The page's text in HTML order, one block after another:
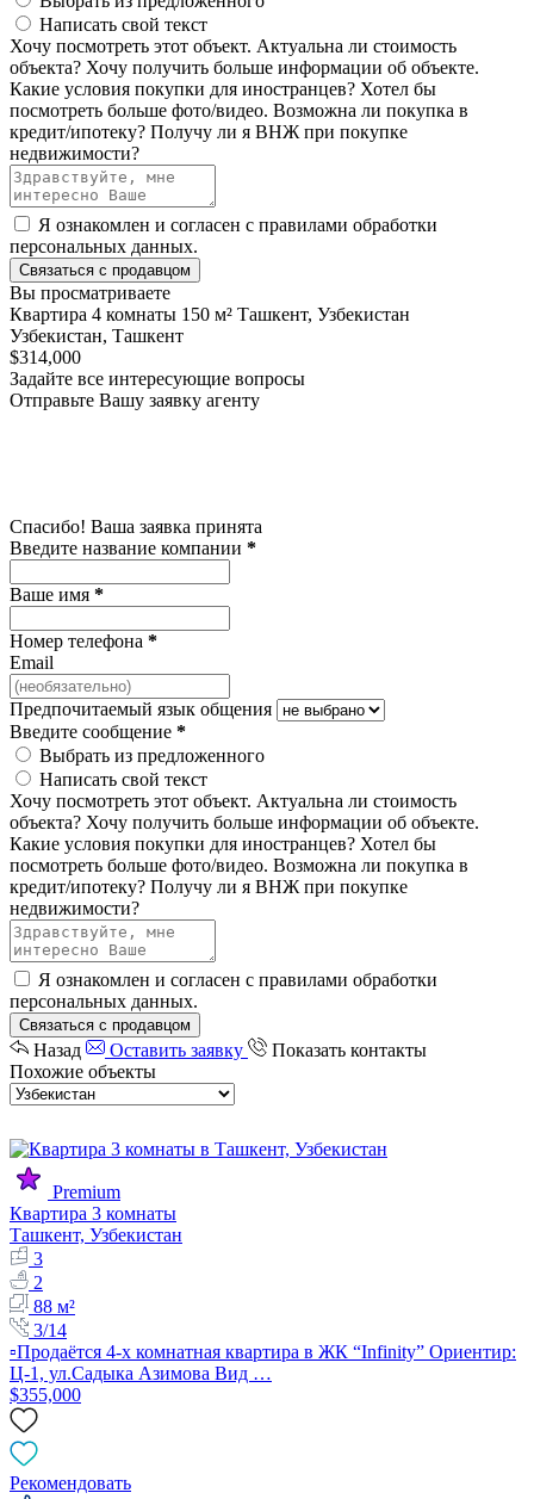
Написать свой текст
Хочу посмотреть этот объект. Актуальна ли стоимость
объекта? Хочу получить больше информации об объекте.
Какие условия покупки для иностранцев? Хотел бы
посмотреть больше фото/видео. Возможна ли покупка в
кредит/ипотеку? Получу ли я ВНЖ при покупке
недвижимости?
Я ознакомлен и согласен с правилами обработки
персональных данных.
Связаться с продавцом
Вы просматриваете
Квартира 4 комнаты 150 м² Ташкент, Узбекистан
Узбекистан, Ташкент
$314,000
Задайте все интересующие вопросы
Отправьте Вашу заявку агенту
Спасибо! Ваша заявка принята
Введите название компании *
Ваше имя *
Номер телефона *
Email
Предпочитаемый язык общения
Введите сообщение *
Выбрать из предложенного
Написать свой текст
Хочу посмотреть этот объект. Актуальна ли стоимость
объекта? Хочу получить больше информации об объекте.
Какие условия покупки для иностранцев? Хотел бы
посмотреть больше фото/видео. Возможна ли покупка в
кредит/ипотеку? Получу ли я ВНЖ при покупке
недвижимости?
Я ознакомлен и согласен с правилами обработки
персональных данных.
Связаться с продавцом
Назад Оставить заявку
Показать контакты
Похожие объекты
Premium
Квартира 3 комнаты
Ташкент, Узбекистан
3
2
88 м²
3/14
▫️Продаётся 4-х комнатная квартира в ЖК “Infinity” Ориентир:
Ц-1, ул.Садыка Азимова Вид …
$355,000
Рекомендовать